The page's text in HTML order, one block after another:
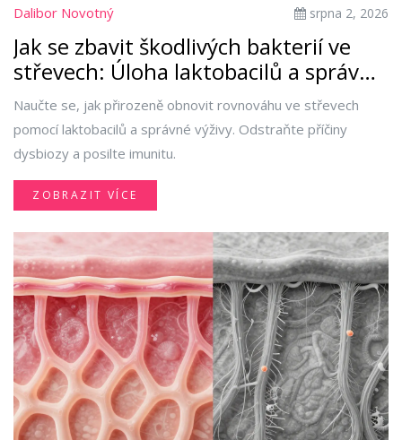
Dalibor Novotný srpna 2, 2026
Jak se zbavit škodlivých bakterií ve
střevech: Úloha laktobacilů a správná
výživa
Naučte se, jak přirozeně obnovit rovnováhu ve střevech
pomocí laktobacilů a správné výživy. Odstraňte příčiny
dysbiozy a posilte imunitu.
ZOBRAZIT VÍCE